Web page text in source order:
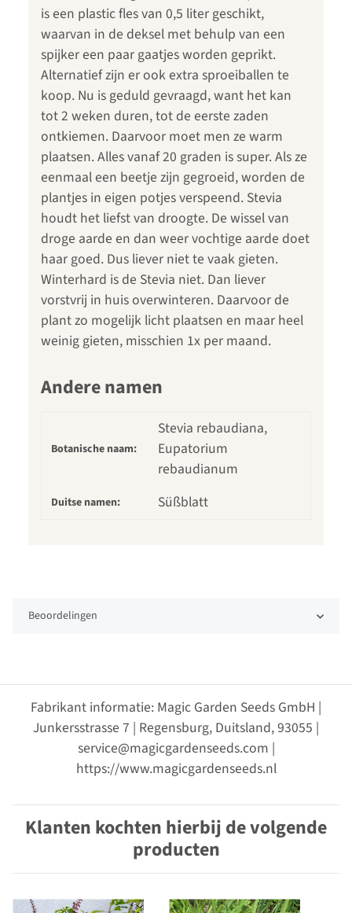
is een plastic fles van 0,5 liter geschikt,
waarvan in de deksel met behulp van een
spijker een paar gaatjes worden geprikt.
Alternatief zijn er ook extra sproeiballen te
koop. Nu is geduld gevraagd, want het kan
tot 2 weken duren, tot de eerste zaden
ontkiemen. Daarvoor moet men ze warm
plaatsen. Alles vanaf 20 graden is super. Als ze
eenmaal een beetje zijn gegroeid, worden de
plantjes in eigen potjes verspeend. Stevia
houdt het liefst van droogte. De wissel van
droge aarde en dan weer vochtige aarde doet
haar goed. Dus liever niet te vaak gieten.
Winterhard is de Stevia niet. Dan liever
vorstvrij in huis overwinteren. Daarvoor de
plant zo mogelijk licht plaatsen en maar heel
weinig gieten, misschien 1x per maand.
Andere namen
Botanische naam:
Stevia rebaudiana,
Eupatorium
rebaudianum
Duitse namen: Süßblatt
Beoordelingen
Fabrikant informatie: Magic Garden Seeds GmbH |
Junkersstrasse 7 | Regensburg, Duitsland, 93055 |
service@magicgardenseeds.com |
https://www.magicgardenseeds.nl
Klanten kochten hierbij de volgende
producten